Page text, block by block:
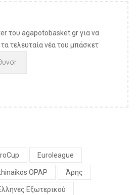
του agapotobasket.gr για να
τελευταία νέα του μπάσκετ
Euroleague
OPAP Άρης
Εξωτερικού